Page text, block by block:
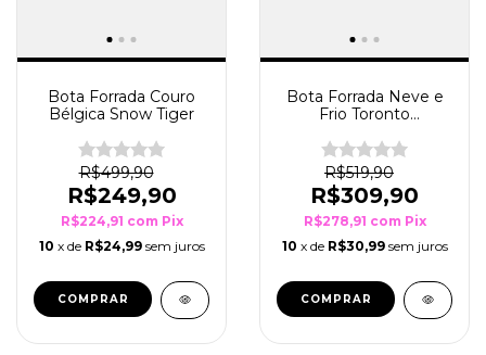
Bota Forrada Couro
Bélgica Snow Tiger
R$499,90
R$249,90
R$224,91 com Pix
10 x de R$24,99 sem juros
COMPRAR
Bota Forrada Neve e
Frio Toronto
R$519,90
R$309,90
R$278,91 com Pix
10 x de R$30,99 sem juros
COMPRAR